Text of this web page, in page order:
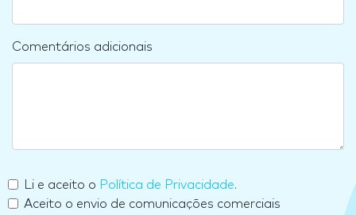
Comentários adicionais
Li e aceito o Política de Privacidade.
Aceito o envio de comunicações comerciais